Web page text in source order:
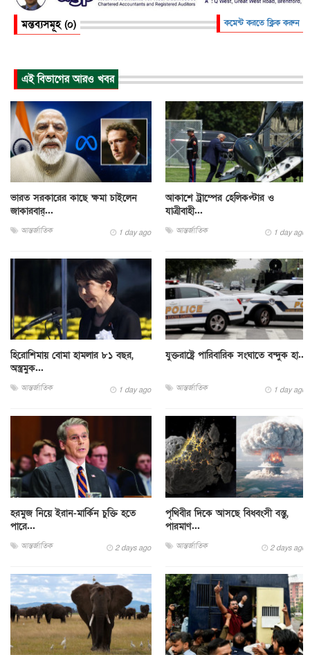
মন্তব্যসমূহ (০) কমেন্ট করতে ক্লিক করুন
এই বিভাগের আরও খবর
ভারত সরকারের কাছে ক্ষমা চাইলেন
জাকারবার্...
আন্তর্জাতিক 1 day ago
আকাশে ট্রাম্পের হেলিকপ্টার ও
যাত্রীবাহী...
আন্তর্জাতিক 1 day ago
হিরোশিমায় বোমা হামলার ৮১ বছর,
অস্ত্রমুক...
আন্তর্জাতিক 1 day ago
যুক্তরাষ্ট্রে পারিবারিক সংঘাতে বন্দুক হা...
আন্তর্জাতিক 1 day ago
হরমুজ নিয়ে ইরান-মার্কিন চুক্তি হতে
পারে...
আন্তর্জাতিক 2 days ago
পৃথিবীর দিকে আসছে বিধ্বংসী বস্তু,
পারমাণ...
আন্তর্জাতিক 2 days ago